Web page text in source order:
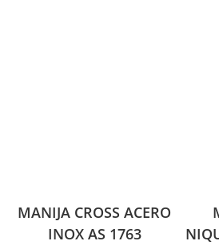
MANIJA CROSS ACERO
INOX AS 1763